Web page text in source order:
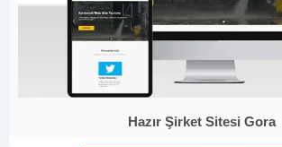
Hazır Şirket Sitesi Gora